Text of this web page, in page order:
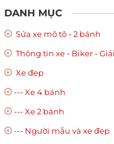
DANH MỤC
Sửa xe mô tô - 2 bánh
Thông tin xe - Biker -
Xe đẹp
--- Xe 4 bánh
--- Xe 2 bánh
--- Người mẫu và xe đẹp